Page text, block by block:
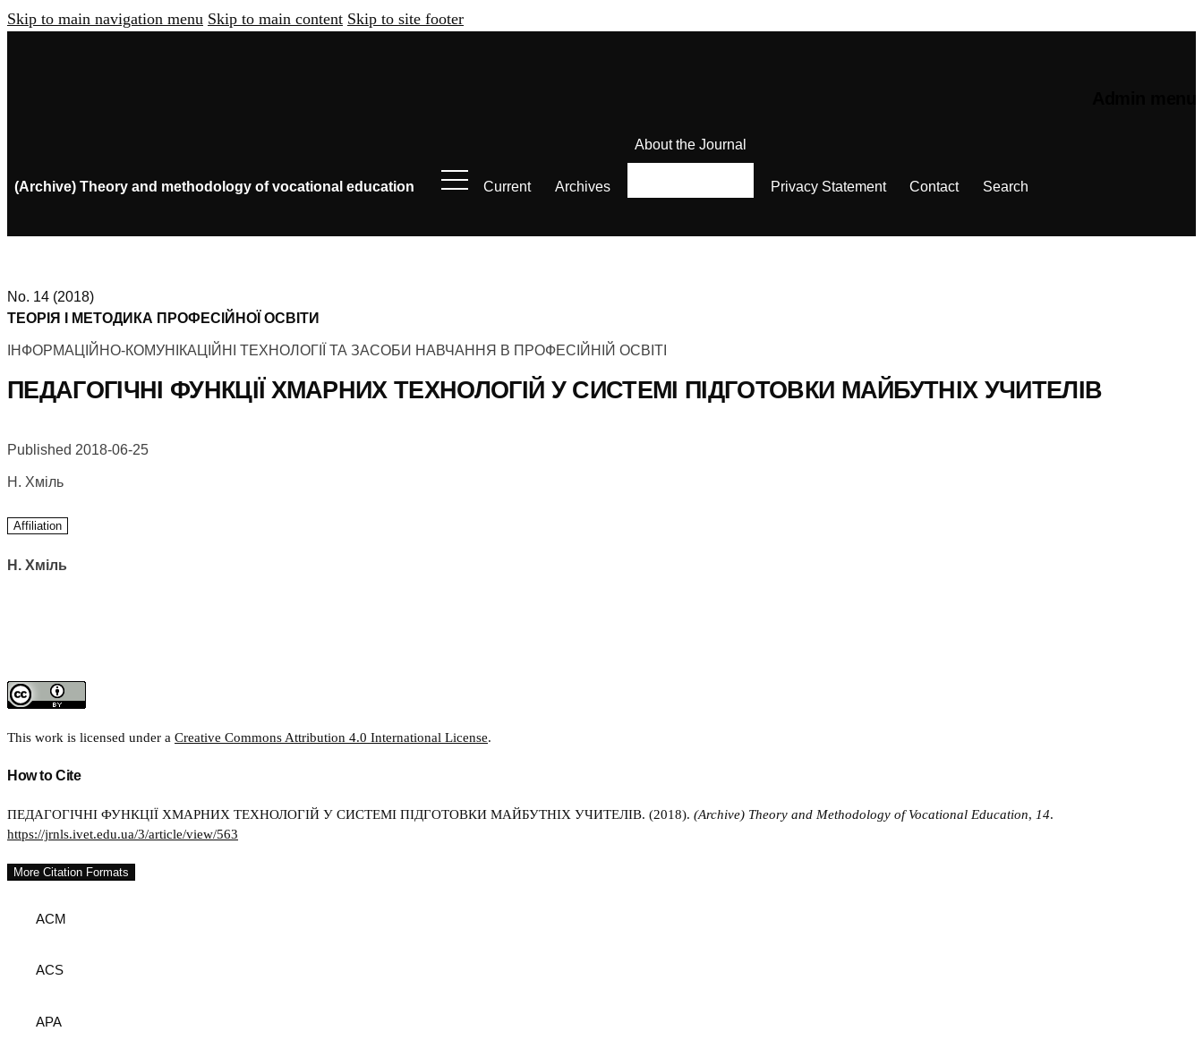
Skip to main navigation menu Skip to main content Skip to site footer
(Archive) Theory and methodology of vocational education Current Archives
About the Journal
Privacy Statement Contact Search
No. 14 (2018)
ТЕОРІЯ І МЕТОДИКА ПРОФЕСІЙНОЇ ОСВІТИ
ІНФОРМАЦІЙНО-КОМУНІКАЦІЙНІ ТЕХНОЛОГІЇ ТА ЗАСОБИ НАВЧАННЯ В ПРОФЕСІЙНІЙ ОСВІТІ
ПЕДАГОГІЧНІ ФУНКЦІЇ ХМАРНИХ ТЕХНОЛОГІЙ У СИСТЕМІ ПІДГОТОВКИ МАЙБУТНІХ УЧИТЕЛІВ
Published 2018-06-25
Н. Хміль
Affiliation
Н. Хміль
This work is licensed under a Creative Commons Attribution 4.0 International License.
How to Cite
ПЕДАГОГІЧНІ ФУНКЦІЇ ХМАРНИХ ТЕХНОЛОГІЙ У СИСТЕМІ ПІДГОТОВКИ МАЙБУТНІХ УЧИТЕЛІВ. (2018). (Archive) Theory and Methodology of Vocational Education, 14.
https://jrnls.ivet.edu.ua/3/article/view/563
More Citation Formats
ACM
ACS
APA